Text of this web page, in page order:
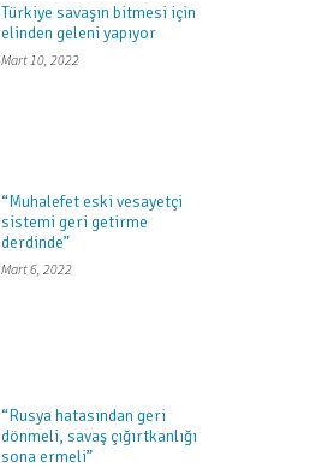
Türkiye savaşın bitmesi için
elinden geleni yapıyor
Mart 10, 2022
“Muhalefet eski vesayetçi
sistemi geri getirme
derdinde”
Mart 6, 2022
“Rusya hatasından geri
dönmeli, savaş çığırtkanlığı
sona ermeli”